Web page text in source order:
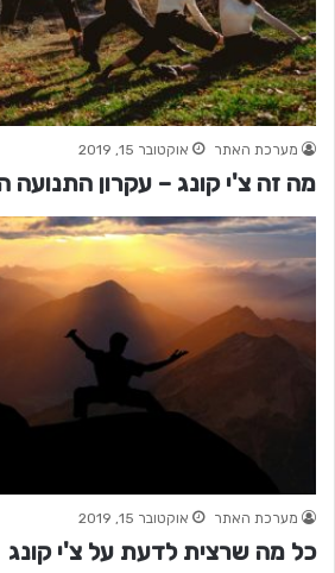
מערכת האתר אוקטובר 15, 2019
מה זה צ'י קונג – עקרון התנועה
מערכת האתר אוקטובר 15, 2019
כל מה שרצית לדעת על צ'י קונג